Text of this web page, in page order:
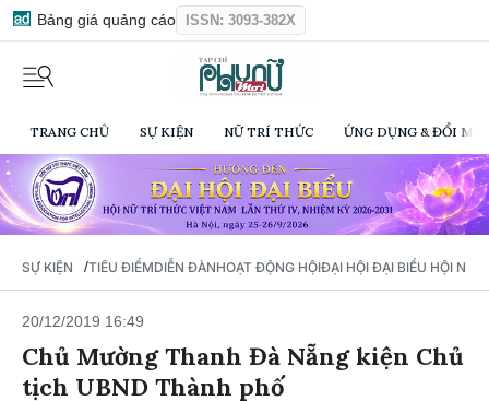
Bảng giá quảng cáo ISSN: 3093-382X
TRANG CHỦ SỰ KIỆN NỮ TRÍ THỨC ỨNG DỤNG & ĐỔI
SỰ KIỆN /TIÊU ĐIỂMDIỄN ĐÀNHOẠT ĐỘNG HỘIĐẠI HỘI ĐẠI BIỂU HỘI NỮ
20/12/2019 16:49
Chủ Mường Thanh Đà Nẵng kiện Chủ
tịch UBND Thành phố